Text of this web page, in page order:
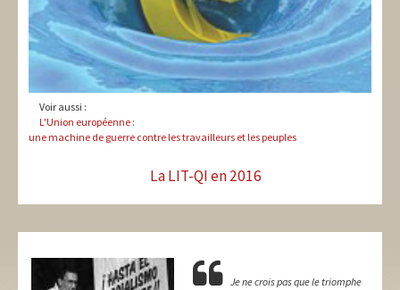
Voir aussi :
L'Union européenne :
une machine de guerre contre les travailleurs et les peuples
La LIT-QI en 2016
Je ne crois pas que le triomphe